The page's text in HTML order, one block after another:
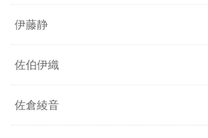
伊藤静
佐伯伊織
佐倉綾音